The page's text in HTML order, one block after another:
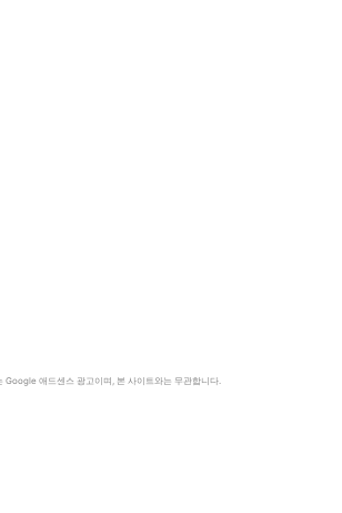
Google 애드센스 광고이며, 본 사이트와는 무관합니다.